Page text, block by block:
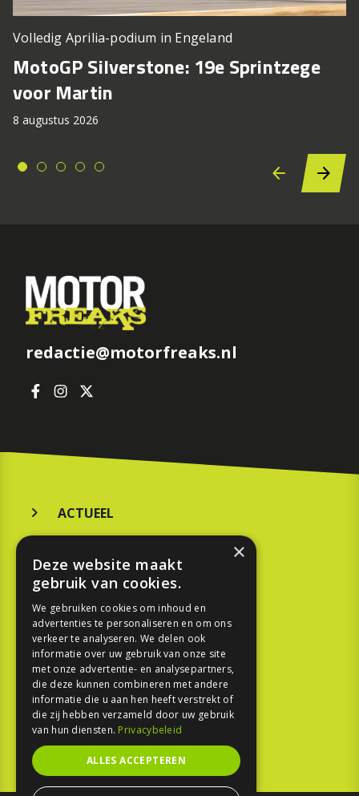
Volledig Aprilia-podium in Engeland
MotoGP Silverstone: 19e Sprintzege
voor Martin
8 augustus 2026
redactie@motorfreaks.nl
ACTUEEL
KOOPGIDS
TESTEN
SPORT
REPORTAGE
TOUREN
NIEUWSBRIEF
×
Deze website maakt
gebruik van cookies.
We gebruiken cookies om inhoud en
advertenties te personaliseren en om ons
verkeer te analyseren. We delen ook
informatie over uw gebruik van onze site
met onze advertentie- en analysepartners,
die deze kunnen combineren met andere
informatie die u aan hen heeft verstrekt of
die zij hebben verzameld door uw gebruik
van hun diensten. Privacybeleid
ALLES ACCEPTEREN